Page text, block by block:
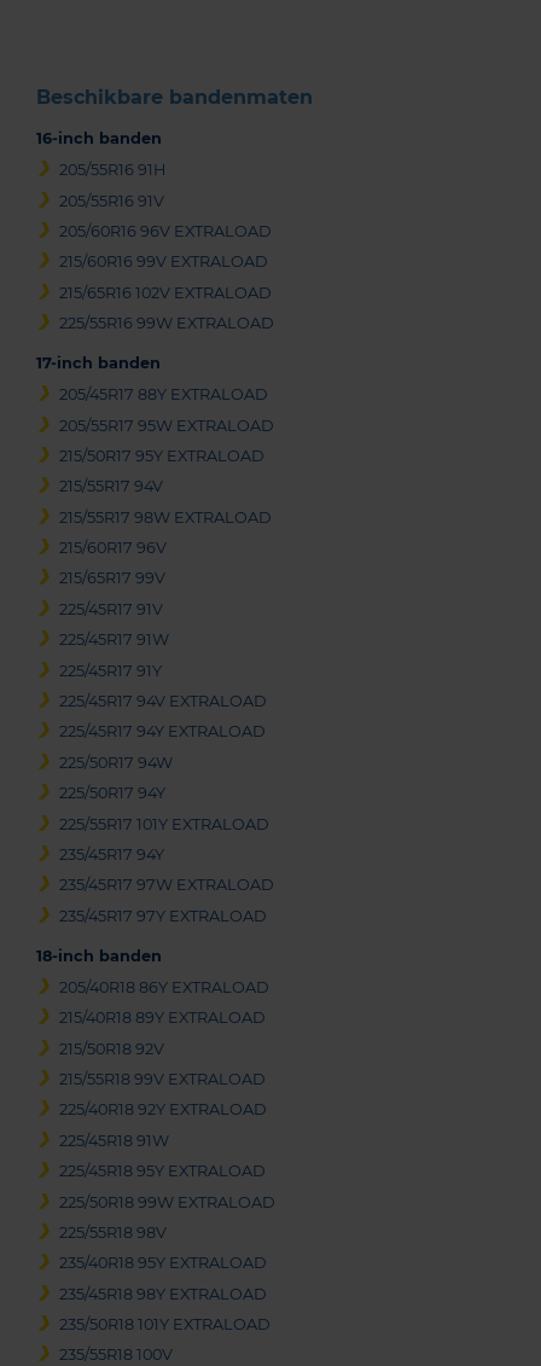
Beschikbare bandenmaten
16-inch banden
205/55R16 91H
205/55R16 91V
205/60R16 96V EXTRALOAD
215/60R16 99V EXTRALOAD
215/65R16 102V EXTRALOAD
225/55R16 99W EXTRALOAD
17-inch banden
205/45R17 88Y EXTRALOAD
205/55R17 95W EXTRALOAD
215/50R17 95Y EXTRALOAD
215/55R17 94V
215/55R17 98W EXTRALOAD
215/60R17 96V
215/65R17 99V
225/45R17 91V
225/45R17 91W
225/45R17 91Y
225/45R17 94V EXTRALOAD
225/45R17 94Y EXTRALOAD
225/50R17 94W
225/50R17 94Y
225/55R17 101Y EXTRALOAD
235/45R17 94Y
235/45R17 97W EXTRALOAD
235/45R17 97Y EXTRALOAD
18-inch banden
205/40R18 86Y EXTRALOAD
215/40R18 89Y EXTRALOAD
215/50R18 92V
215/55R18 99V EXTRALOAD
225/40R18 92Y EXTRALOAD
225/45R18 91W
225/45R18 95Y EXTRALOAD
225/50R18 99W EXTRALOAD
225/55R18 98V
235/40R18 95Y EXTRALOAD
235/45R18 98Y EXTRALOAD
235/50R18 101Y EXTRALOAD
235/55R18 100V